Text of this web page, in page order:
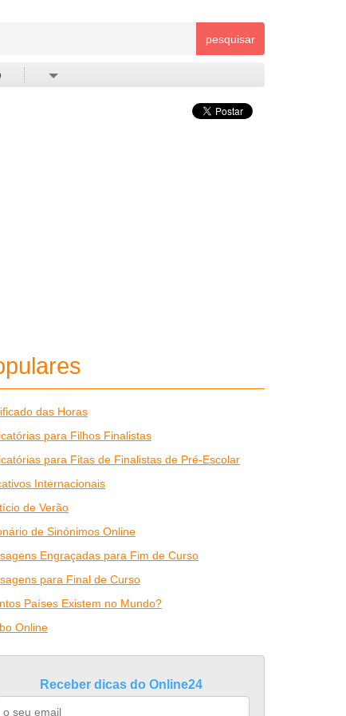
pesquisar
das Horas
para Filhos Finalistas
para Fitas de Finalistas de Pré-Escolar
Internacionais
de Verão
de Sinónimos Online
Engraçadas para Fim de Curso
para Final de Curso
Países Existem no Mundo?
Online
Receber dicas do Online24